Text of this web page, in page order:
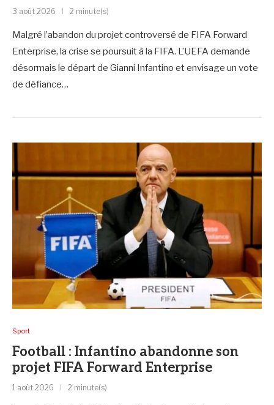
3 août 2026 2 minute(s)
Malgré l’abandon du projet controversé de FIFA Forward
Enterprise, la crise se poursuit à la FIFA. L’UEFA demande
désormais le départ de Gianni Infantino et envisage un vote
de défiance…
Sport
Football : Infantino abandonne son
projet FIFA Forward Enterprise
1 août 2026 2 minute(s)